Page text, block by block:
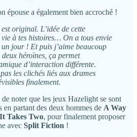
épouse a également bien accroché !
original. L’idée de cette
à tes histoires… On a tous envie
jour ! Et puis j’aime beaucoup
héroïnes, ça permet
d’interaction différente.
les clichés liés aux drames
finalement.
noter que les jeux Hazelight se sont
en partant des deux hommes de A Way
It Takes Two, pour finalement proposer
avec Split Fiction !